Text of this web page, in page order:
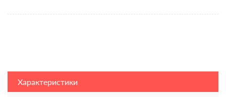
Характеристики